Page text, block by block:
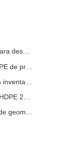
Proveedor de geomembranas para desarrolladores de infraestructura
Proveedor mundial de logística de geomembranas